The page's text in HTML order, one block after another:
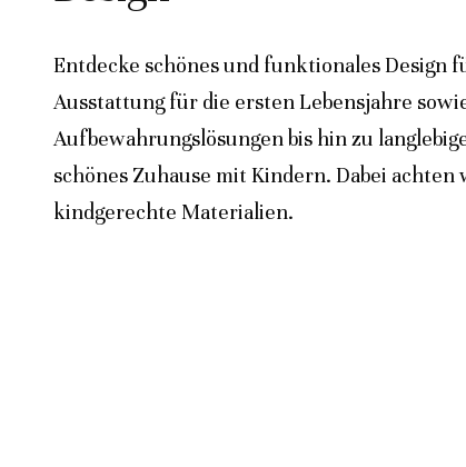
Entdecke schönes und funktionales Design
Ausstattung für die ersten Lebensjahre
Aufbewahrungslösungen bis hin zu
schönes Zuhause mit Kindern. Dabei
kindgerechte Materialien.